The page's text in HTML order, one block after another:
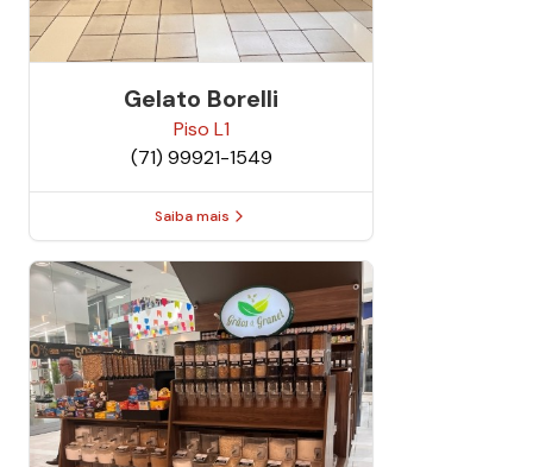
Gelato Borelli
Piso L1
(71) 99921-1549
Saiba mais